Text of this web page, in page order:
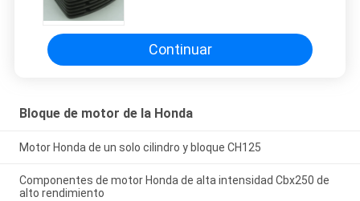
Continuar
Bloque de motor de la Honda
Motor Honda de un solo cilindro y bloque CH125
Componentes de motor Honda de alta intensidad Cbx250 de
alto rendimiento